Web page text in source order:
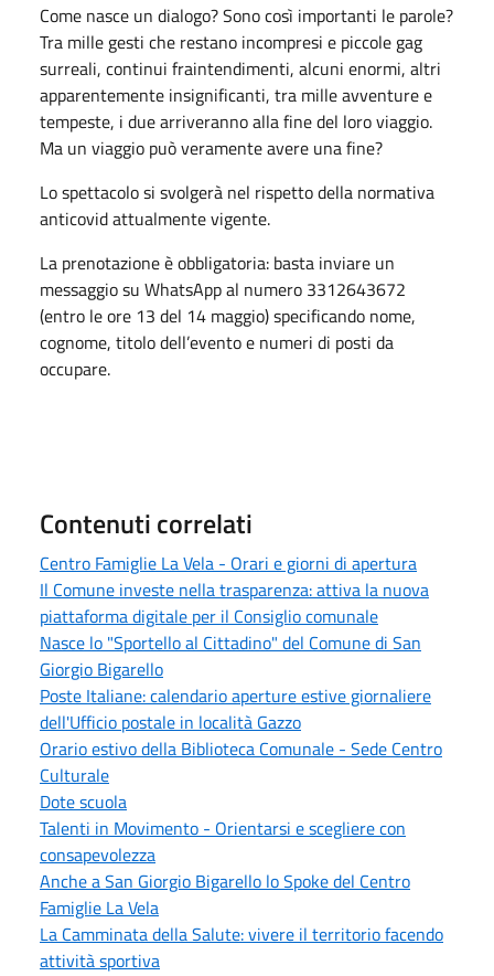
Come nasce un dialogo? Sono così importanti le parole?
Tra mille gesti che restano incompresi e piccole gag
surreali, continui fraintendimenti, alcuni enormi, altri
apparentemente insignificanti, tra mille avventure e
tempeste, i due arriveranno alla fine del loro viaggio.
Ma un viaggio può veramente avere una fine?
Lo spettacolo si svolgerà nel rispetto della normativa
anticovid attualmente vigente.
La prenotazione è obbligatoria: basta inviare un
messaggio su WhatsApp al numero 3312643672
(entro le ore 13 del 14 maggio) specificando nome,
cognome, titolo dell’evento e numeri di posti da
occupare.
Contenuti correlati
Centro Famiglie La Vela - Orari e giorni di apertura
Il Comune investe nella trasparenza: attiva la nuova
piattaforma digitale per il Consiglio comunale
Nasce lo "Sportello al Cittadino" del Comune di San
Giorgio Bigarello
Poste Italiane: calendario aperture estive giornaliere
dell'Ufficio postale in località Gazzo
Orario estivo della Biblioteca Comunale - Sede Centro
Culturale
Dote scuola
Talenti in Movimento - Orientarsi e scegliere con
consapevolezza
Anche a San Giorgio Bigarello lo Spoke del Centro
Famiglie La Vela
La Camminata della Salute: vivere il territorio facendo
attività sportiva